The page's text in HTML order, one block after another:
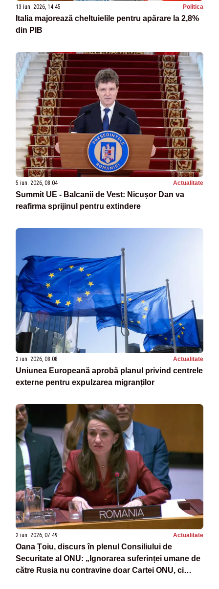
13 iun. 2026, 14:45 Politica
Italia majorează cheltuielile pentru apărare la 2,8%
din PIB
5 iun. 2026, 08:04 Actualitate
Summit UE - Balcanii de Vest: Nicușor Dan va
reafirma sprijinul pentru extindere
2 iun. 2026, 08:08 Actualitate
Uniunea Europeană aprobă planul privind centrele
externe pentru expulzarea migranților
2 iun. 2026, 07:49 Actualitate
Oana Țoiu, discurs în plenul Consiliului de
Securitate al ONU: „Ignorarea suferinței umane de
către Rusia nu contravine doar Cartei ONU, ci